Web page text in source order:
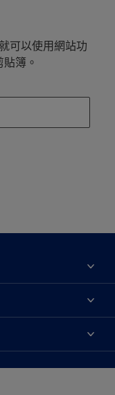
可以使用網站功
簿。